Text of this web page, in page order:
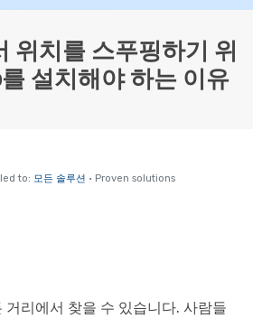
드, 전문가 팁 및 최
로그인
위치를 스푸핑하기 위
설치해야 하는 이유
to: 모든 솔루션 • Proven solutions
거리에서 찾을 수 있습니다. 사람들